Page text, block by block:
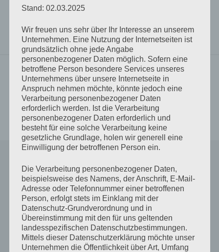
Rocko spinnt
Tom Waits
Beitrags-
Navigation
Vorheriger Beitrag
Nächster Beitrag
Kongruenzen
BeastyBasti sagt:
März 15, 2010 um 10:10 p.m. Uhr
Toller Track! Hab ich lange nicht mehr gehört.
Stand: 02.03.2025
Wir freuen uns sehr über Ihr Interesse an unserem
Unternehmen. Eine Nutzung der Internetseiten ist
grundsätzlich ohne jede Angabe
personenbezogener Daten möglich. Sofern eine
betroffene Person besondere Services unseres
Unternehmens über unsere Internetseite in
Anspruch nehmen möchte, könnte jedoch eine
Verarbeitung personenbezogener Daten
erforderlich werden. Ist die Verarbeitung
personenbezogener Daten erforderlich und
besteht für eine solche Verarbeitung keine
gesetzliche Grundlage, holen wir generell eine
Einwilligung der betroffenen Person ein.
Die Verarbeitung personenbezogener Daten,
beispielsweise des Namens, der Anschrift, E-Mail-
Adresse oder Telefonnummer einer betroffenen
Person, erfolgt stets im Einklang mit der
Datenschutz-Grundverordnung und in
Übereinstimmung mit den für uns geltenden
landesspezifischen Datenschutzbestimmungen.
Mittels dieser Datenschutzerklärung möchte unser
Unternehmen die Öffentlichkeit über Art, Umfang